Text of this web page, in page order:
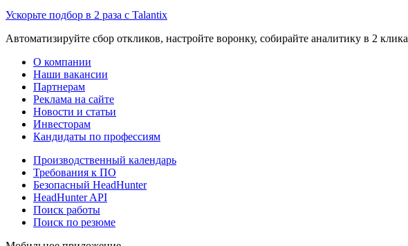
Ускорьте подбор в 2 раза с Talantix
Автоматизируйте сбор откликов, настройте воронку, собирайте аналитику в 2 клика
О компании
Наши вакансии
Партнерам
Реклама на сайте
Новости и статьи
Инвесторам
Кандидаты по профессиям
Производственный календарь
Требования к ПО
Безопасный HeadHunter
HeadHunter API
Поиск работы
Поиск по резюме